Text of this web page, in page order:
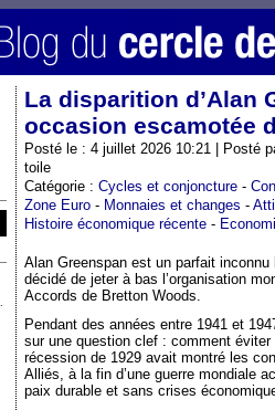
La disparition d’Alan
occasion escamotée
Posté le : 4 juillet 2026 10:21 | Posté
toile
Catégorie : Cycles et conjoncture -
Zone Euro - Monnaies et changes -
Histoire économique récente -
Alan Greenspan est un parfait
décidé de jeter à bas l’organisation
Accords de Bretton Woods.
Pendant des années entre 1941 et
sur une question clef : comment
récession de 1929 avait montré les
Alliés, à la fin d’une guerre mondiale
paix durable et sans crises